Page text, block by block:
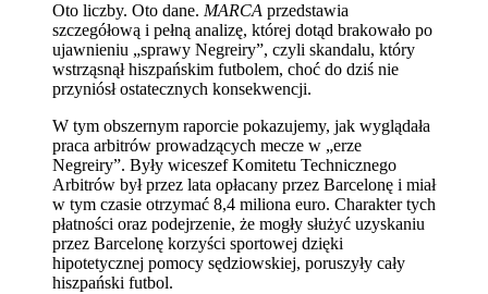
Oto liczby. Oto dane. MARCA przedstawia
szczegółową i pełną analizę, której dotąd brakowało po
ujawnieniu „sprawy Negreiry”, czyli skandalu, który
wstrząsnął hiszpańskim futbolem, choć do dziś nie
przyniósł ostatecznych konsekwencji.
W tym obszernym raporcie pokazujemy, jak wyglądała
praca arbitrów prowadzących mecze w „erze
Negreiry”. Były wiceszef Komitetu Technicznego
Arbitrów był przez lata opłacany przez Barcelonę i miał
w tym czasie otrzymać 8,4 miliona euro. Charakter tych
płatności oraz podejrzenie, że mogły służyć uzyskaniu
przez Barcelonę korzyści sportowej dzięki
hipotetycznej pomocy sędziowskiej, poruszyły cały
hiszpański futbol.